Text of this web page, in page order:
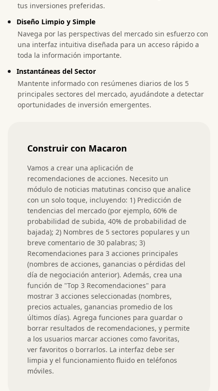
tus inversiones preferidas.
Diseño Limpio y Simple
Navega por las perspectivas del mercado sin esfuerzo con
una interfaz intuitiva diseñada para un acceso rápido a
toda la información importante.
Instantáneas del Sector
Mantente informado con resúmenes diarios de los 5
principales sectores del mercado, ayudándote a detectar
oportunidades de inversión emergentes.
Construir con Macaron
Vamos a crear una aplicación de
recomendaciones de acciones. Necesito un
módulo de noticias matutinas conciso que analice
con un solo toque, incluyendo: 1) Predicción de
tendencias del mercado (por ejemplo, 60% de
probabilidad de subida, 40% de probabilidad de
bajada); 2) Nombres de 5 sectores populares y un
breve comentario de 30 palabras; 3)
Recomendaciones para 3 acciones principales
(nombres de acciones, ganancias o pérdidas del
día de negociación anterior). Además, crea una
función de "Top 3 Recomendaciones" para
mostrar 3 acciones seleccionadas (nombres,
precios actuales, ganancias promedio de los
últimos días). Agrega funciones para guardar o
borrar resultados de recomendaciones, y permite
a los usuarios marcar acciones como favoritas,
ver favoritos o borrarlos. La interfaz debe ser
limpia y el funcionamiento fluido en teléfonos
móviles.